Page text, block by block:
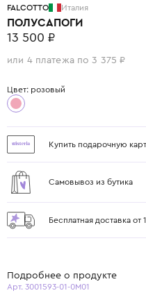
FALCOTTO Италия
ПОЛУСАПОГИ
13 500 ₽
или 4 платежа по 3 375 ₽
Цвет: розовый
Купить подарочную
Самовывоз из бутика
Бесплатная доставка
Подробнее о продукте
Арт. 3001593-01-0M01